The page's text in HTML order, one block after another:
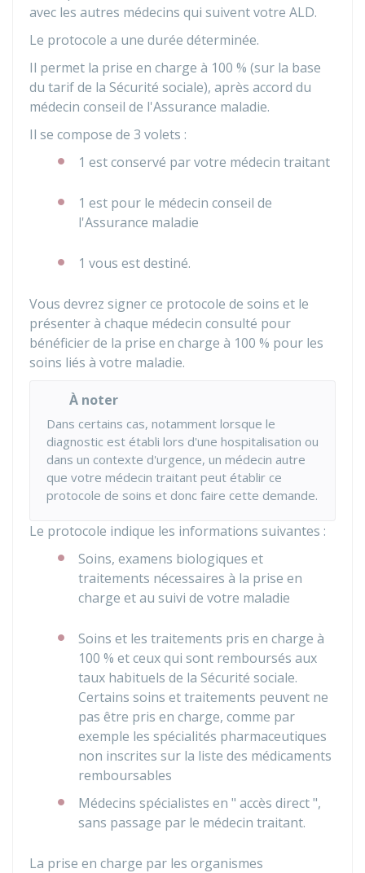
avec les autres médecins qui suivent votre ALD.
Le protocole a une durée déterminée.
Il permet la prise en charge à 100 % (sur la base
du tarif de la Sécurité sociale), après accord du
médecin conseil de l'Assurance maladie.
Il se compose de 3 volets :
1 est conservé par votre médecin traitant
1 est pour le médecin conseil de
l'Assurance maladie
1 vous est destiné.
Vous devrez signer ce protocole de soins et le
présenter à chaque médecin consulté pour
bénéficier de la prise en charge à 100 % pour les
soins liés à votre maladie.
À noter
Dans certains cas, notamment lorsque le
diagnostic est établi lors d'une hospitalisation ou
dans un contexte d'urgence, un médecin autre
que votre médecin traitant peut établir ce
protocole de soins et donc faire cette demande.
Le protocole indique les informations suivantes :
Soins, examens biologiques et
traitements nécessaires à la prise en
charge et au suivi de votre maladie
Soins et les traitements pris en charge à
100 % et ceux qui sont remboursés aux
taux habituels de la Sécurité sociale.
Certains soins et traitements peuvent ne
pas être pris en charge, comme par
exemple les spécialités pharmaceutiques
non inscrites sur la liste des médicaments
remboursables
Médecins spécialistes en " accès direct ",
sans passage par le médecin traitant.
La prise en charge par les organismes